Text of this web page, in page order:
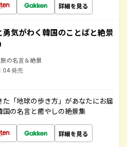
詳細を見る
勇気がわく韓国のことばと絶景
の名言＆絶景
発売
「地球の歩き方」があなたにお届
の名言と癒やしの絶景集
詳細を見る